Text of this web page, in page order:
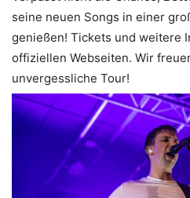
seine neuen Songs in einer
genießen! Tickets und weitere
offiziellen Webseiten. Wir
unvergessliche Tour!